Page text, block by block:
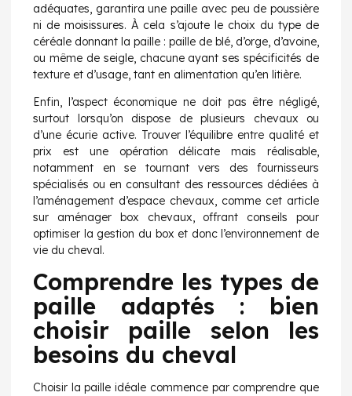
adéquates, garantira une paille avec peu de poussière
ni de moisissures. À cela s’ajoute le choix du type de
céréale donnant la paille : paille de blé, d’orge, d’avoine,
ou même de seigle, chacune ayant ses spécificités de
texture et d’usage, tant en alimentation qu’en litière.
Enfin, l’aspect économique ne doit pas être négligé,
surtout lorsqu’on dispose de plusieurs chevaux ou
d’une écurie active. Trouver l’équilibre entre qualité et
prix est une opération délicate mais réalisable,
notamment en se tournant vers des fournisseurs
spécialisés ou en consultant des ressources dédiées à
l’aménagement d’espace chevaux, comme cet article
sur aménager box chevaux, offrant conseils pour
optimiser la gestion du box et donc l’environnement de
vie du cheval.
Comprendre les types de
paille adaptés : bien
choisir paille selon les
besoins du cheval
Choisir la paille idéale commence par comprendre que